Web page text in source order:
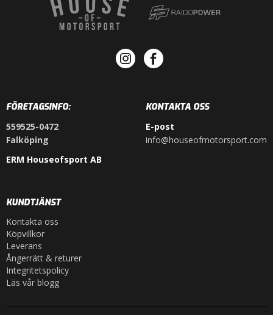
FÖRETAGSINFO:
559525-0472
Falköping
ERM Houseofsport AB
KONTAKTA OSS
E-post
info@houseofmotorsport.com
KUNDTJÄNST
Kontakta oss
Köpvillkor
Leverans
Ångerrätt & returer
Integritetspolicy
Läs vår blogg